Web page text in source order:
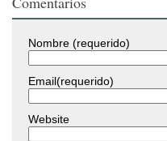
Nombre (requerido)
Email(requerido)
Website